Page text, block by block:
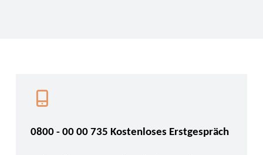
0800 - 00 00 735 Kostenloses Erstgespräch